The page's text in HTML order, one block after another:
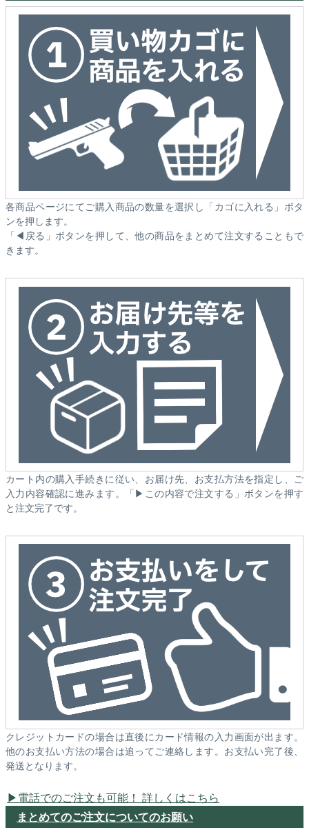
各商品ページにてご購入商品の数量を選択し「カゴに入れる」ボタ
ンを押します。
「◀戻る」ボタンを押して、他の商品をまとめて注文することもで
きます。
カート内の購入手続きに従い、お届け先、お支払方法を指定し、ご
入力内容確認に進みます。「▶この内容で注文する」ボタンを押す
と注文完了です。
クレジットカードの場合は直後にカード情報の入力画面が出ます。
他のお支払い方法の場合は追ってご連絡します。お支払い完了後、
発送となります。
電話でのご注文も可能！ 詳しくはこちら
まとめてのご注文についてのお願い